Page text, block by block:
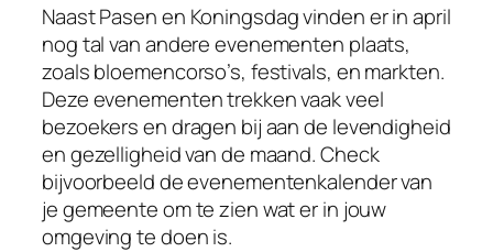
Naast Pasen en Koningsdag vinden er in april
nog tal van andere evenementen plaats,
zoals bloemencorso’s, festivals, en markten.
Deze evenementen trekken vaak veel
bezoekers en dragen bij aan de levendigheid
en gezelligheid van de maand. Check
bijvoorbeeld de evenementenkalender van
je gemeente om te zien wat er in jouw
omgeving te doen is.